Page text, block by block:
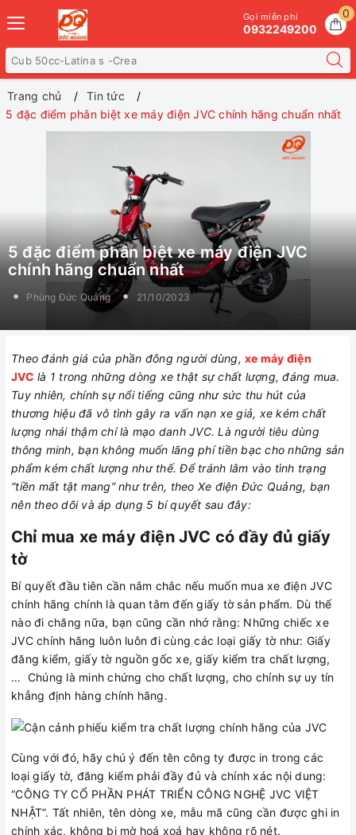
0
Gọi miễn phí
0932249200
Trang chủ
Tin tức
5 đặc điểm phân biệt xe máy điện JVC chính hãng chuẩn nhất
5 đặc điểm phân biệt xe máy điện JVC
chính hãng chuẩn nhất
Phùng Đức Quảng 21/10/2023
Theo đánh giá của phần đông người dùng, xe máy điện
JVC là 1 trong những dòng xe thật sự chất lượng, đáng mua.
Tuy nhiên, chính sự nổi tiếng cũng như sức thu hút của
thương hiệu đã vô tình gây ra vấn nạn xe giả, xe kém chất
lượng nhái thậm chí là mạo danh JVC. Là người tiêu dùng
thông minh, bạn không muốn lãng phí tiền bạc cho những sản
phẩm kém chất lượng như thế. Để tránh lâm vào tình trạng
“tiền mất tật mang” như trên, theo Xe điện Đức Quảng, bạn
nên theo dõi và áp dụng 5 bí quyết sau đây:
Chỉ mua xe máy điện JVC có đầy đủ giấy
tờ
Bí quyết đầu tiên cần nắm chắc nếu muốn mua xe điện JVC
chính hãng chính là quan tâm đến giấy tờ sản phẩm. Dù thế
nào đi chăng nữa, bạn cũng cần nhớ rằng: Những chiếc xe
JVC chính hãng luôn luôn đi cùng các loại giấy tờ như: Giấy
đăng kiểm, giấy tờ nguồn gốc xe, giấy kiểm tra chất lượng,
… Chúng là minh chứng cho chất lượng, cho chính sự uy tín
khẳng định hàng chính hãng.
Cùng với đó, hãy chú ý đến tên công ty được in trong các
loại giấy tờ, đăng kiểm phải đầy đủ và chính xác nội dung:
“CÔNG TY CỔ PHẦN PHÁT TRIỂN CÔNG NGHỆ JVC VIỆT
NHẬT”. Tất nhiên, tên dòng xe, mẫu mã cũng cần được ghi in
chính xác, không bị mờ hoá xoá hay không rõ nét.